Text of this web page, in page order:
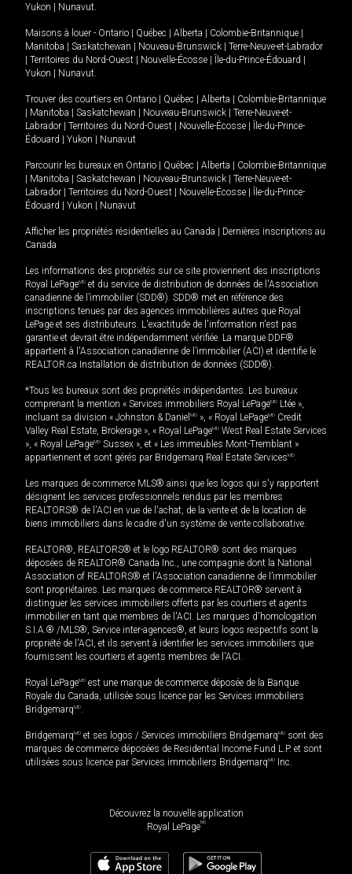
Yukon | Nunavut
Maisons à louer - Ontario | Québec | Alberta | Colombie-Britannique |
Manitoba | Saskatchewan | Nouveau-Brunswick | Terre-Neuve-et-Labrador
| Territoires du Nord-Ouest | Nouvelle-Écosse | Île-du-Prince-Édouard |
Yukon | Nunavut
Trouver des courtiers en Ontario | Québec | Alberta | Colombie-Britannique
| Manitoba | Saskatchewan | Nouveau-Brunswick | Terre-Neuve-et-
Labrador | Territoires du Nord-Ouest | Nouvelle-Écosse | Île-du-Prince-
Édouard | Yukon | Nunavut
Parcourir les bureaux en Ontario | Québec | Alberta | Colombie-Britannique
| Manitoba | Saskatchewan | Nouveau-Brunswick | Terre-Neuve-et-
Labrador | Territoires du Nord-Ouest | Nouvelle-Écosse | Île-du-Prince-
Édouard | Yukon | Nunavut
Afficher les propriétés résidentielles au Canada | Dernières inscriptions au
Canada
Les informations des propriétés sur ce site proviennent des inscriptions
Royal LePageMD et du service de distribution de données de l'Association
canadienne de l’immobilier (SDD®). SDD® met en référence des
inscriptions tenues par des agences immobilières autres que Royal
LePage et ses distributeurs. L'exactitude de l'information n'est pas
garantie et devrait être indépendamment vérifiée. La marque DDF®
appartient à l'Association canadienne de l’immobilier (ACI) et identifie le
REALTOR.ca Installation de distribution de données (SDD®).
*Tous les bureaux sont des propriétés indépendantes. Les bureaux
comprenant la mention « Services immobiliers Royal LePageMD Ltée »,
incluant sa division « Johnston & Daniel MD », « Royal LePageMD Credit
Valley Real Estate, Brokerage », « Royal LePageMD West Real Estate Services
», « Royal LePageMD Sussex », et « Les immeubles Mont-Tremblant »
appartiennent et sont gérés par Bridgemarq Real Estate ServicesMD
Les marques de commerce MLS® ainsi que les logos qui s'y rapportent
désignent les services professionnels rendus par les membres
REALTORS® de l'ACI en vue de l'achat, de la vente et de la location de
biens immobiliers dans le cadre d'un système de vente collaborative.
REALTOR®, REALTORS® et le logo REALTOR® sont des marques
déposées de REALTOR® Canada Inc., une compagnie dont la National
Association of REALTORS® et l'Association canadienne de l’immobilier
sont propriétaires. Les marques de commerce REALTOR® servent à
distinguer les services immobiliers offerts par les courtiers et agents
immobilier en tant que membres de l'ACI. Les marques d'homologation
S.I.A.® /MLS®, Service inter-agences®, et leurs logos respectifs sont la
propriété de l'ACI, et ils servent à identifier les services immobiliers que
fournissent les courtiers et agents membres de l'ACI.
Royal LePageMD est une marque de commerce déposée de la Banque
Royale du Canada, utilisée sous licence par les Services immobiliers
BridgemarqMD
BridgemarqMD et ses logos / Services immobiliers BridgemarqMD sont des
marques de commerce déposées de Residential Income Fund L.P. et sont
utilisées sous licence par Services immobiliers BridgemarqMD Inc.
Découvrez la nouvelle application
Royal LePageMD